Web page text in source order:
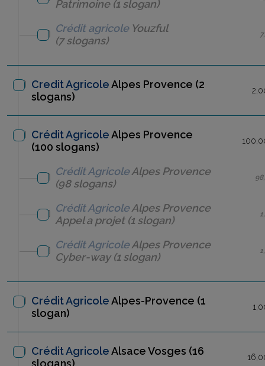
Patrimoine(1 slogan)
Crédit agricole Youzful
(7 slogans)
Credit AgricoleAlpes Provence (2
slogans)
Crédit AgricoleAlpes Provence
(100 slogans)
Crédit AgricoleAlpes Provence
(98 slogans)
Crédit AgricoleAlpes Provence
Appel a projet(1 slogan)
Crédit AgricoleAlpes Provence
Cyber-way(1 slogan)
Crédit AgricoleAlpes-Provence (1
slogan)
Crédit AgricoleAlsace Vosges (16
slogans)